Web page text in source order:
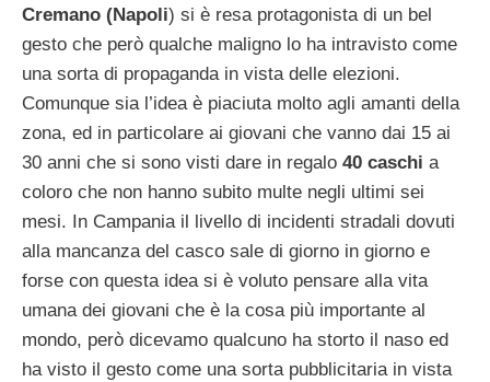
Cremano (Napoli) si è resa protagonista di un bel
gesto che però qualche maligno lo ha intravisto come
una sorta di propaganda in vista delle elezioni.
Comunque sia l’idea è piaciuta molto agli amanti della
zona, ed in particolare ai giovani che vanno dai 15 ai
30 anni che si sono visti dare in regalo 40 caschi a
coloro che non hanno subito multe negli ultimi sei
mesi. In Campania il livello di incidenti stradali dovuti
alla mancanza del casco sale di giorno in giorno e
forse con questa idea si è voluto pensare alla vita
umana dei giovani che è la cosa più importante al
mondo, però dicevamo qualcuno ha storto il naso ed
ha visto il gesto come una sorta pubblicitaria in vista